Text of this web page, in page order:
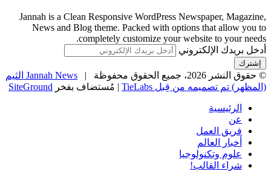
Jannah is a Clean Responsive WordPress Newspaper, Magazine,
News and Blog theme. Packed with options that allow you to
completely customize your website to your needs.
أدخل بريدك الإلكتروني
© حقوق النشر 2026، جميع الحقوق محفوظة |
Jannah News الثيم
(المظهر) تم تصميمه من قِبل TieLabs
| مُستضاف بفخر SiteGround
الرئيسية
عن
فريق العمل
أخبار العالم
علوم وتكنولوجيا
شراء القالب!